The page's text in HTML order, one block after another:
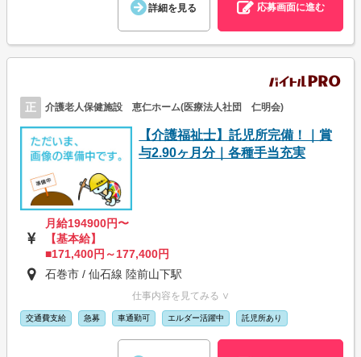
詳細を見る 応募画面に進む
正 介護老人保健施設 恵仁ホーム(医療法人社団 仁明会)
【介護福祉士】託児所完備！｜賞
与2.90ヶ月分｜各種手当充実
月給194900円〜
【基本給】
■171,400円～177,400円
石巻市 / 仙石線 陸前山下駅
仕事内容を見てみる ∨
交通費支給 急募 車通勤可 エルダー活躍中 託児所あり